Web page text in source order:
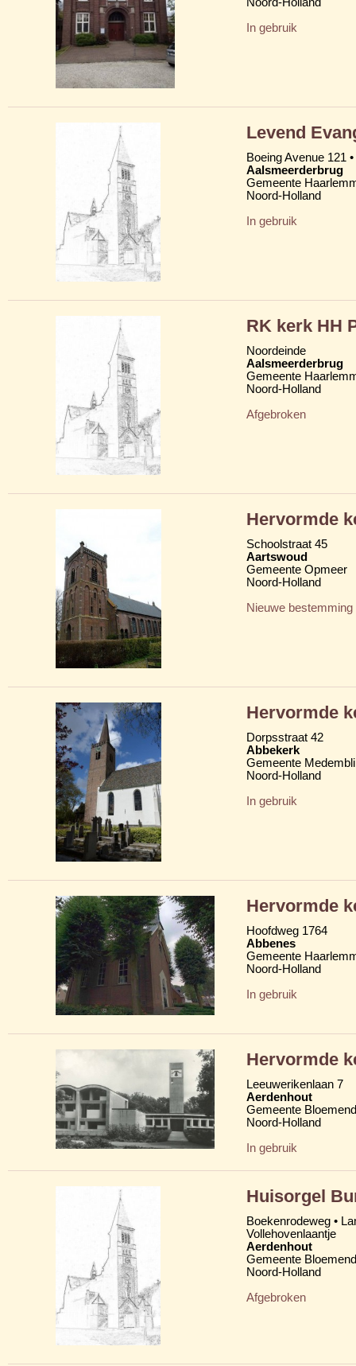
In gebruik
Levend
Boeing Avenue 121
Aalsmeerderbrug
Gemeente
Noord-Holland
In gebruik
RK kerk HH
Noordeinde
Aalsmeerderbrug
Gemeente
Noord-Holland
Afgebroken
Hervormde
Schoolstraat 45
Aartswoud
Gemeente Opmeer
Noord-Holland
Nieuwe bestemming
Hervormde
Dorpsstraat 42
Abbekerk
Gemeente
Noord-Holland
In gebruik
Hervormde
Hoofdweg 1764
Abbenes
Gemeente
Noord-Holland
In gebruik
Hervormde
Leeuwerikenlaan 7
Aerdenhout
Gemeente
Noord-Holland
In gebruik
Huisorgel
Boekenrodeweg •
Vollehovenlaantje
Aerdenhout
Gemeente
Noord-Holland
Afgebroken